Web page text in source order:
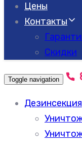
Цены
Контакты
Скидки
Toggle navigation
Дезинсекция